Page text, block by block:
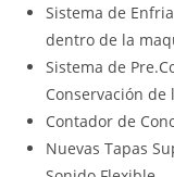
Sistema de
dentro de la
Sistema de
Conservación de
Contador de
Nuevas Tapas